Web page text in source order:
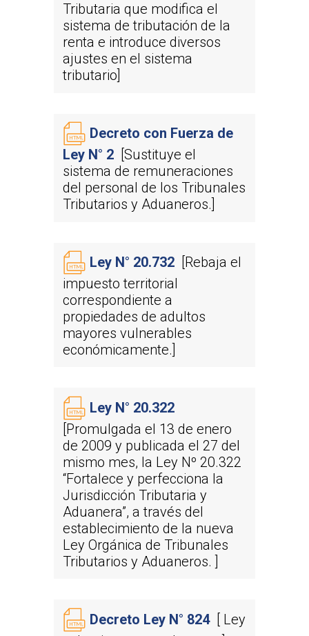
Tributaria que modifica el
sistema de tributación de la
renta e introduce diversos
ajustes en el sistema
tributario]
Decreto con Fuerza de
Ley N° 2 [Sustituye el
sistema de remuneraciones
del personal de los Tribunales
Tributarios y Aduaneros.]
Ley N° 20.732 [Rebaja el
impuesto territorial
correspondiente a
propiedades de adultos
mayores vulnerables
económicamente.]
Ley N° 20.322
[Promulgada el 13 de enero
de 2009 y publicada el 27 del
mismo mes, la Ley Nº 20.322
“Fortalece y perfecciona la
Jurisdicción Tributaria y
Aduanera”, a través del
establecimiento de la nueva
Ley Orgánica de Tribunales
Tributarios y Aduaneros. ]
Decreto Ley N° 824 [ Ley
Inicio
TTA
Qué es TTA
TTA Transparente
Qué y cómo
Procedimientos y
Normativa
Tribunales por